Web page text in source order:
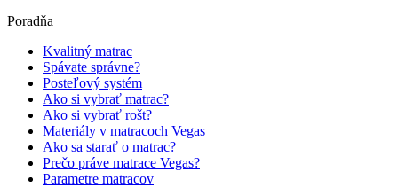
Poradňa
Kvalitný matrac
Spávate správne?
Posteľový systém
Ako si vybrať matrac?
Ako si vybrať rošt?
Materiály v matracoch Vegas
Ako sa starať o matrac?
Prečo práve matrace Vegas?
Parametre matracov